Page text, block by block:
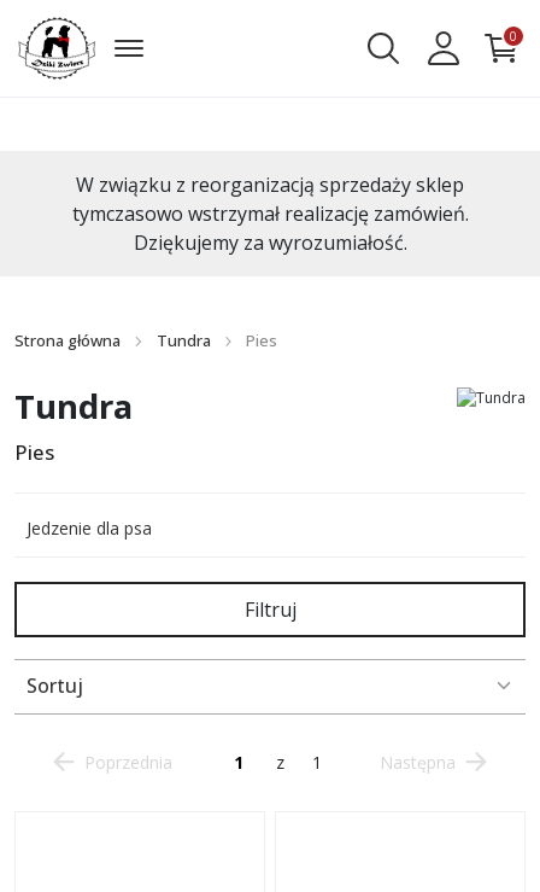
0
W związku z reorganizacją sprzedaży sklep
tymczasowo wstrzymał realizację zamówień.
Dziękujemy za wyrozumiałość.
Strona główna Tundra Pies
Tundra
Pies
Jedzenie dla psa
Filtruj
Sortuj
Poprzednia z 1 Następna